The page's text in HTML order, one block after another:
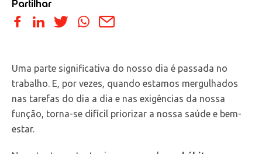
Partilhar
Uma parte significativa do nosso dia é passada no
trabalho. E, por vezes, quando estamos mergulhados
nas tarefas do dia a dia e nas exigências da nossa
função, torna-se difícil priorizar a nossa saúde e bem-
estar.